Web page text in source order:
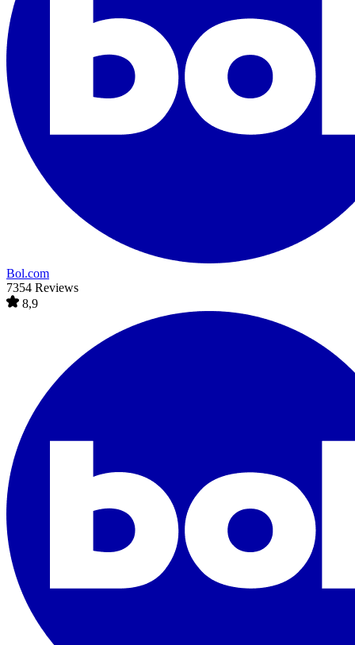
Bol.com
7354 Reviews
8,9